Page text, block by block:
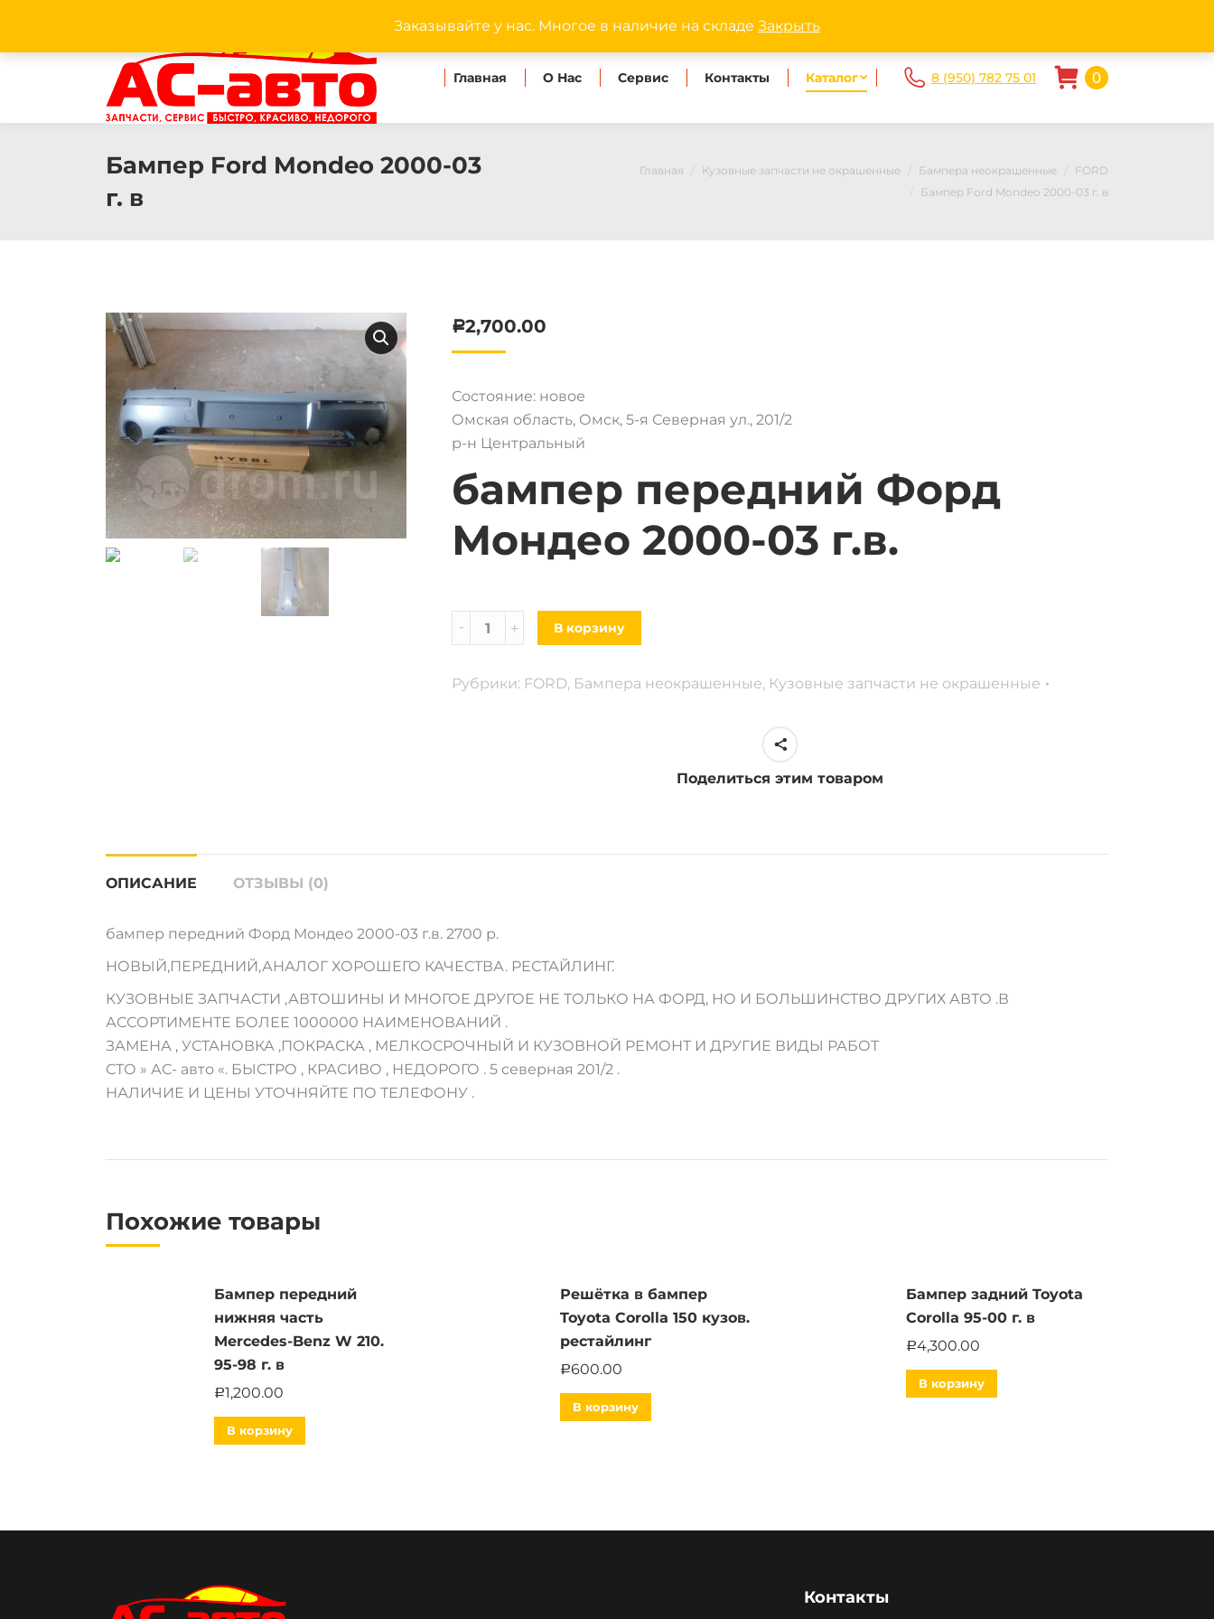
Главная О Нас Сервис Контакты Каталог 8 (950) 782 75 01 0
Бампер Ford Mondeo 2000-03
г. в
Главная Кузовные запчасти не окрашенные Бампера неокрашенные
FORD
Бампер Ford Mondeo 2000-03 г. в
Р2,700.00
Состояние: новое
Омская область, Омск, 5-я Северная ул., 201/2
р-н Центральный
бампер передний Форд
Мондео 2000-03 г.в.
Бампер
Ford
2000-
В корзину
Рубрики: FORD, Бампера неокрашенные, Кузовные запчасти не окрашенные
Поделиться этим товаром
ОПИСАНИЕ ОТЗЫВЫ (0)
бампер передний Форд Мондео 2000-03 г.в. 2700 р.
НОВЫЙ,ПЕРЕДНИЙ,АНАЛОГ ХОРОШЕГО КАЧЕСТВА. РЕСТАЙЛИНГ.
КУЗОВНЫЕ ЗАПЧАСТИ ,АВТОШИНЫ И МНОГОЕ ДРУГОЕ НЕ ТОЛЬКО НА ФОРД, НО И БОЛЬШИНСТВО ДРУГИХ АВТО .В
АССОРТИМЕНТЕ БОЛЕЕ 1000000 НАИМЕНОВАНИЙ .
ЗАМЕНА , УСТАНОВКА ,ПОКРАСКА , МЕЛКОСРОЧНЫЙ И КУЗОВНОЙ РЕМОНТ И ДРУГИЕ ВИДЫ РАБОТ
СТО » АС- авто «. БЫСТРО , КРАСИВО , НЕДОРОГО . 5 северная 201/2 .
НАЛИЧИЕ И ЦЕНЫ УТОЧНЯЙТЕ ПО ТЕЛЕФОНУ .
Похожие товары
Бампер передний
нижняя часть
Mercedes-Benz W 210.
95-98 г. в
Р1,200.00
В корзину
Решётка в бампер
Toyota Corolla 150 кузов.
рестайлинг
Р600.00
В корзину
Бампер задний Toyota
Corolla 95-00 г. в
Р4,300.00
В корзину
Контакты
Заказывайте у нас. Многое в наличие на складе Закрыть